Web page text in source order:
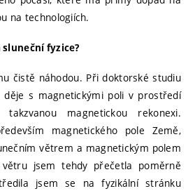
na technologiích.
fyzice?
čistě náhodou. Při doktorské studiu
děje s magnetickými poli v prostředí
takzvanou magnetickou rekonexi.
magnetického pole Země,
větrem a magnetickým polem
jsem tehdy přečetla poměrně
jsem se na fyzikální stránku